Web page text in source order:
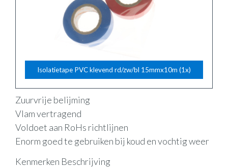
Isolatietape PVC klevend rd/zw/bl 15mmx10m (1x)
Zuurvrije belijming
Vlam vertragend
Voldoet aan RoHs richtlijnen
Enorm goed te gebruiken bij koud en vochtig weer
Kenmerken Beschrijving